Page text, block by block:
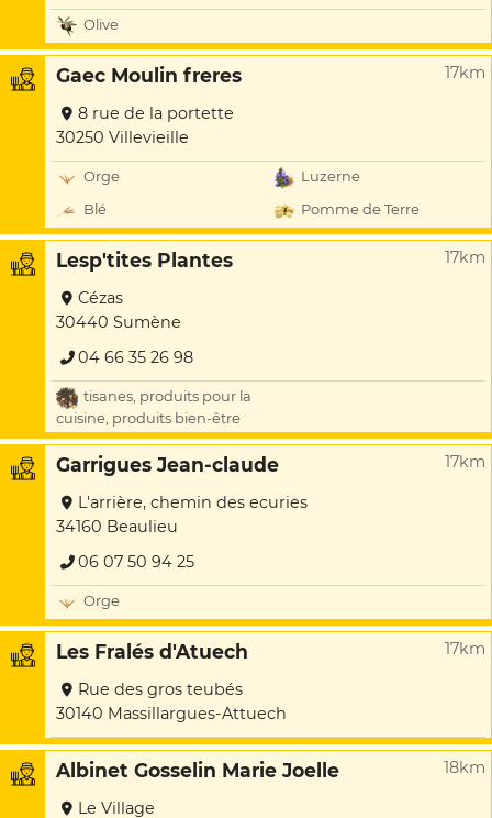
Olive
Gaec Moulin freres 17km
8 rue de la portette
30250 Villevieille
Orge
Luzerne
Blé
Pomme de Terre
Lesp'tites Plantes 17km
Cézas
30440 Sumène
04 66 35 26 98
tisanes, produits pour la
cuisine, produits bien-être
Garrigues Jean-claude 17km
L'arrière, chemin des ecuries
34160 Beaulieu
06 07 50 94 25
Orge
Les Fralés d'Atuech 17km
Rue des gros teubés
30140 Massillargues-Attuech
Albinet Gosselin Marie Joelle 18km
Le Village